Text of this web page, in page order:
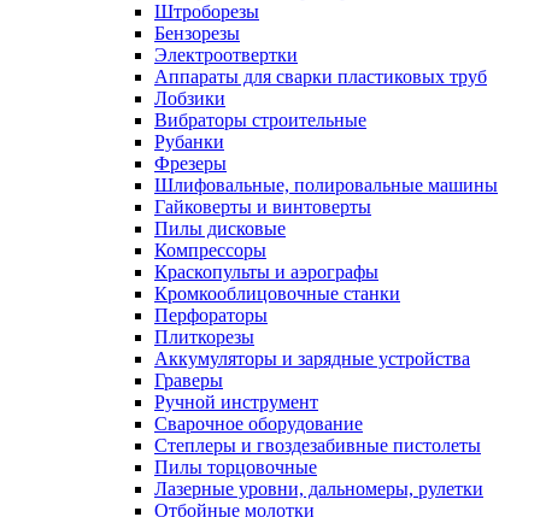
Штроборезы
Бензорезы
Электроотвертки
Аппараты для сварки пластиковых труб
Лобзики
Вибраторы строительные
Рубанки
Фрезеры
Шлифовальные, полировальные машины
Гайковерты и винтоверты
Пилы дисковые
Компрессоры
Краскопульты и аэрографы
Кромкооблицовочные станки
Перфораторы
Плиткорезы
Аккумуляторы и зарядные устройства
Граверы
Ручной инструмент
Сварочное оборудование
Степлеры и гвоздезабивные пистолеты
Пилы торцовочные
Лазерные уровни, дальномеры, рулетки
Отбойные молотки